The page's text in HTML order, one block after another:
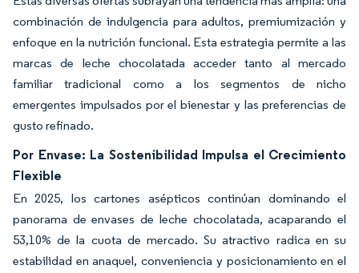
combinación de indulgencia para adultos, premiumización y
enfoque en la nutrición funcional. Esta estrategia permite a las
marcas de leche chocolatada acceder tanto al mercado
familiar tradicional como a los segmentos de nicho
emergentes impulsados por el bienestar y las preferencias de
gusto refinado.
Por Envase: La Sostenibilidad Impulsa el Crecimiento
Flexible
En 2025, los cartones asépticos continúan dominando el
panorama de envases de leche chocolatada, acaparando el
53,10% de la cuota de mercado. Su atractivo radica en su
estabilidad en anaquel, conveniencia y posicionamiento en el